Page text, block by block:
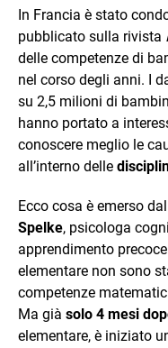
In Francia è stato
pubblicato sulla rivista
delle competenze di
nel corso degli anni. I
su 2,5 milioni di
hanno portato a
conoscere meglio le
all’interno delle
Ecco cosa è emerso
Spelke, psicologa
apprendimento
elementare non sono
competenze
Ma già solo 4 mesi
elementare, è iniziato